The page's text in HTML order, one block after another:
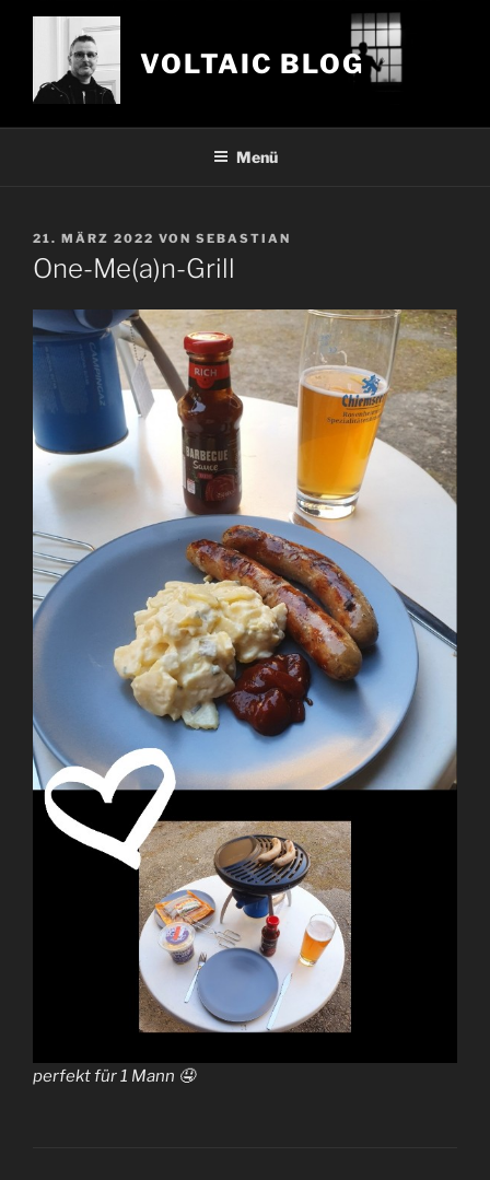
Zum
VOLTAIC BLOG
Menü
VERÖFFENTLICHT
AM
21. MÄRZ 2022 VON SEBASTIAN
One-Me(a)n-Grill
perfekt für 1 Mann 🤤